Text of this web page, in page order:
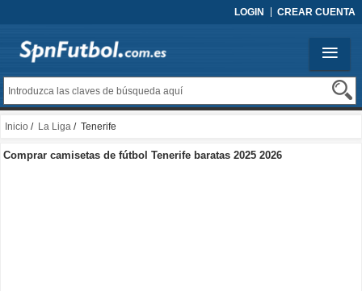
LOGIN CREAR CUENTA
Inicio / La Liga / Tenerife
Comprar camisetas de fútbol Tenerife baratas 2025 2026